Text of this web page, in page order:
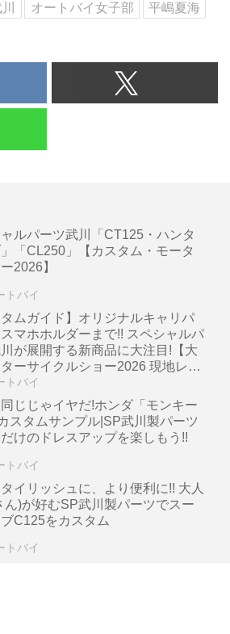
オートバイ女子部
平嶋夏海
ルパーツ武川「CT125・ハンタ
「CL250」【カスタム・モータ
2026】
トバイ
タムガイド】オリジナルキャリパ
マホホルダーまで!! スペシャルパ
が展開する新商品に大注目!【大
ーサイクルショー2026 現地レポ
トバイ
じじゃイヤだ!ホンダ「モンキー
スタムサンプル|SP武川製パーツ
けのドレスアップを楽しもう!!
トバイ
イリッシュに、より便利に!! 大人
ん)が好むSP武川製パーツでスー
C125をカスタム
トバイ